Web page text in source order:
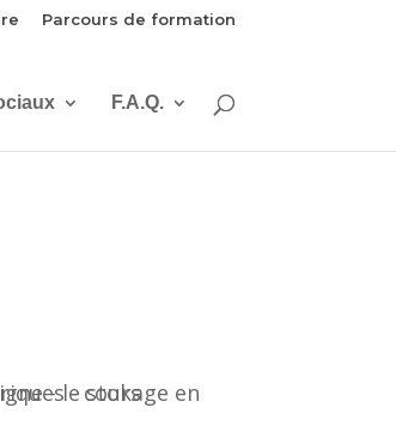
Parcours de formation
F.A.Q.